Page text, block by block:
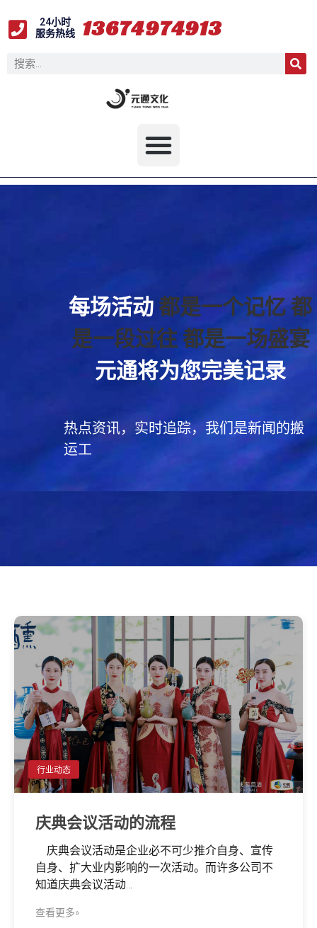
24小时
服务热线
1367497 4
4 9 7 4913
每场活动 都是一个记忆 都
是一段过往 都是一场盛宴
元通将为您完美记录
热点资讯，实时追踪，我们是新闻的搬
运工
行业动态
庆典会议活动的流程
庆典会议活动是企业必不可少推介自身、宣传
自身、扩大业内影响的一次活动。而许多公司不
知道庆典会议活动...
查看更多»